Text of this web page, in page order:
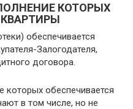
КОТОРЫХ
обеспечивается
Залогодателя,
договора.
которых обеспечивается
в том числе, но не